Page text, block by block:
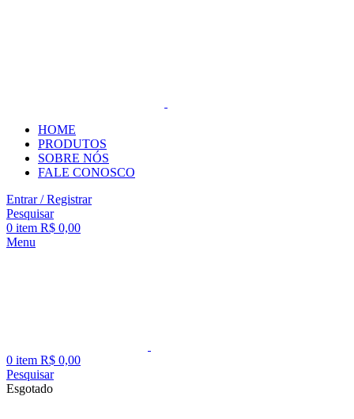
HOME
PRODUTOS
SOBRE NÓS
FALE CONOSCO
Entrar / Registrar
Pesquisar
0 item R$ 0,00
Menu
0 item R$ 0,00
Pesquisar
Esgotado